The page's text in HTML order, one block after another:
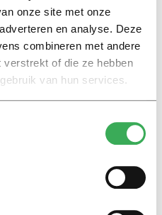
onze site met onze
en analyse. Deze
combineren met andere
verstrekt of die ze hebben
van hun services.
“Ik voelde dat
goed zat”
2019
gat na kanker